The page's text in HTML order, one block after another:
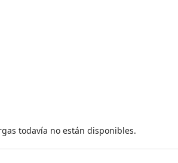
todavía no están disponibles.